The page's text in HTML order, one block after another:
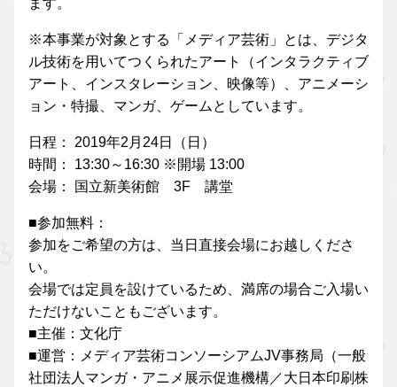
ます。
※本事業が対象とする「メディア芸術」とは、デジタ
ル技術を用いてつくられたアート（インタラクティブ
アート、インスタレーション、映像等）、アニメーシ
ョン・特撮、マンガ、ゲームとしています。
日程： 2019年2月24日（日）
時間： 13:30～16:30 ※開場 13:00
会場： 国立新美術館 3F 講堂
■参加無料：
参加をご希望の方は、当日直接会場にお越しくださ
い。
会場では定員を設けているため、満席の場合ご入場い
ただけないこともございます。
■主催：文化庁
■運営：メディア芸術コンソーシアムJV事務局（一般
社団法人マンガ・アニメ展示促進機構／大日本印刷株